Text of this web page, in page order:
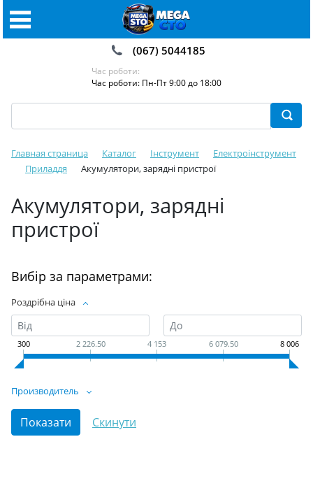
(067) 5044185
Час роботи:
Час роботи: Пн-Пт 9:00 до 18:00
Главная страница Каталог Інструмент
Електроінструмент
Приладдя
Акумулятори, зарядні пристрої
Акумулятори, зарядні
пристрої
Вибір за параметрами:
Роздрібна ціна
300 2 226.50 4 153 6 079.50 8 006
Производитель